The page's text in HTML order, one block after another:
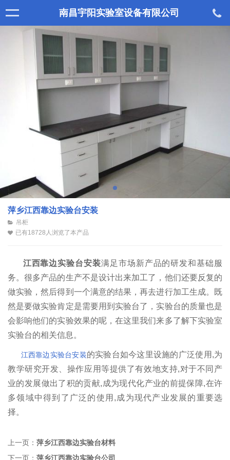
南昌宇阳实验室设备有限公司
萍乡江西靠边实验台安装
吊柜
已有18728人浏览了本产品
江西靠边实验台安装满足市场新产品的研发和基础服
务。很多产品的生产不是设计出来加工了，他们还要反复的
做实验，然后得到一个满意的结果，再去进行加工生成。既
然是要做实验肯定是需要用到实验台了，实验台的质量也是
会影响他们的实验效果的呢，在这里我们来多了解下实验室
实验台的相关信息。
江西靠边实验台安装的实验台如今这里设施的广泛使用,为
教学研究开发、操作应用等提供了有效地支持,对于不同产
业的发展做出了积的贡献,成为现代化产业的前提保障,在许
多领域中得到了广泛的使用,成为现代产业发展的重要选
择。
上一页： 萍乡江西靠边实验台材料
下一页： 萍乡江西靠边实验台公司